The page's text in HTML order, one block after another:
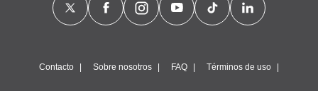
Contacto Sobre nosotros FAQ Términos de uso